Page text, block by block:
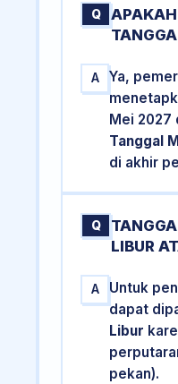
Q
A
Ya,
Mei 2027
Tanggal
di akhir
Q
LIBUR
A
Untuk
dapat
Libur
pekan).